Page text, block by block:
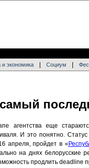
и экономика Социум
агентства еще
И это понятно.
апреля, пройдет в «
на днях белорусские
продлить